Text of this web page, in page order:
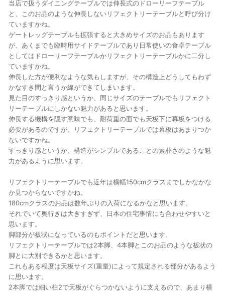
当店で扱うダイニングテーブルでは伸長式のドローリーフテーブル
と、このお品のような伸長しないリフェクトリーテーブルと呼び分け
ていますかね。
ゲートレッグテーブルも拡張すると大きめサイズのお品もあります
が、あくまでも臨時用サイドテーブルであり日常使いの食卓テーブル
としてはドローリーフテーブルかリフェクトリーテーブルかに二分し
ていますかね。
伸長した方が便利なような気もしますが、その構造上どうしてもわず
かなすき間と言うか線ができてしまいます。
見た目のすっきり感というか、同じサイズのテーブルでもリフェクト
リーテーブルにしかない魅力があると思います。
伸長する機構を隠す意味でも、耐荷重の面でも天板下に幕板をつける
必要があるのですが、リフェクトリーテーブルでは幕板はあまりつか
ないですかね。
すっきり感というか、構造がシンプルであることの素朴さのような魅
力があるように思います。
リフェクトリーテーブルでも近年は横幅150cmクラスまでしかなかな
か見つからないですかね。
180cmクラスのお品は数年ぶりの入荷になるかなと思います。
それでいて奥行きは大きすぎず、日本の住宅事情にも合わせやすいと
思います。
脚部分が板状になっているのもポイントだと思います。
リフェクトリーテーブルでは2本脚、4本脚とこのお品のような板状の
脚とに大別できるかと思います。
これもある程度は天板サイズ(重量)によって規定される部分があるよう
に思います。
2本脚では細い柱2で天板がぐらつかないように支えるので、あまり横